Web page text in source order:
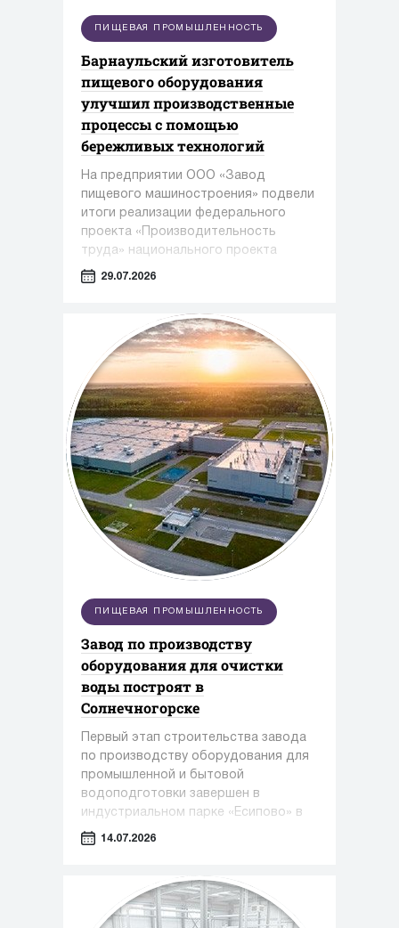
ПИЩЕВАЯ ПРОМЫШЛЕННОСТЬ
Барнаульский изготовитель
пищевого оборудования
улучшил производственные
процессы с помощью
бережливых технологий
На предприятии ООО «Завод
пищевого машиностроения» подвели
итоги реализации федерального
проекта «Производительность
труда» национального проекта
«Эффективная и конкурентная
компетенций Алтайского края.
29.07.2026
ПИЩЕВАЯ ПРОМЫШЛЕННОСТЬ
Завод по производству
оборудования для очистки
воды построят в
Солнечногорске
Первый этап строительства завода
по производству оборудования для
промышленной и бытовой
водоподготовки завершен в
индустриальном парке «Есипово» в
Солнечногорском округе.
14.07.2026